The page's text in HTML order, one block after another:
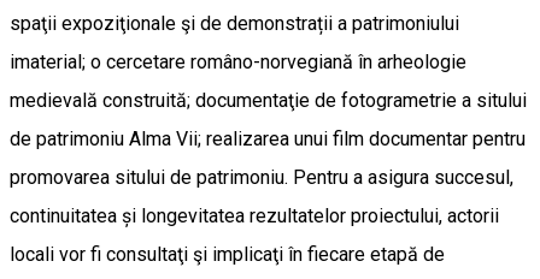
spaţii expoziţionale şi de demonstrații a patrimoniului
imaterial; o cercetare româno-norvegiană în arheologie
medievală construită; documentaţie de fotogrametrie a sitului
de patrimoniu Alma Vii; realizarea unui film documentar pentru
promovarea sitului de patrimoniu. Pentru a asigura succesul,
continuitatea și longevitatea rezultatelor proiectului, actorii
locali vor fi consultaţi şi implicaţi în fiecare etapă de